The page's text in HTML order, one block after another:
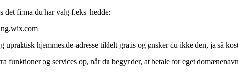
det firma du har valg f.eks. hedde:
upraktisk hjemmeside-adresse tildelt gratis og ønsker du ikke den, ja så
funktioner og services op, når du begynder, at betale for eget